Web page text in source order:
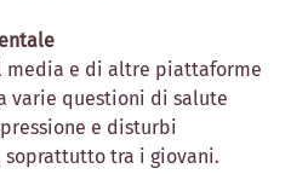
media e di altre piattaforme
varie questioni di salute
e disturbi
soprattutto tra i giovani.